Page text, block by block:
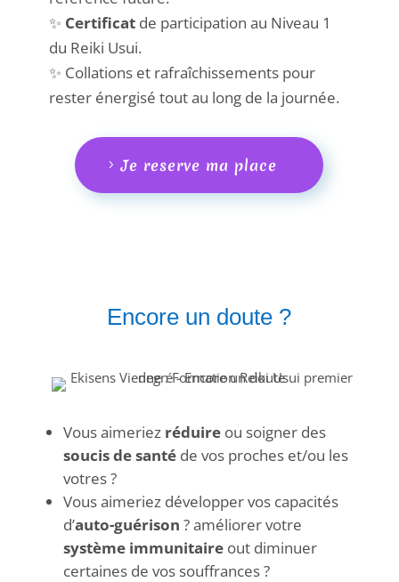
✨ Certificatde participation au Niveau 1
du Reiki Usui.
✨ Collations et rafraîchissements pour
rester énergisé tout au long de la journée.
Je reserve ma place
Encore un doute ?
Vous aimeriez réduire ou soigner des
soucis de santé de vos proches et/ou les
votres ?
Vous aimeriez développer vos capacités
d’auto-guérison ? améliorer votre
système immunitaire out diminuer
certaines de vos souffrances ?